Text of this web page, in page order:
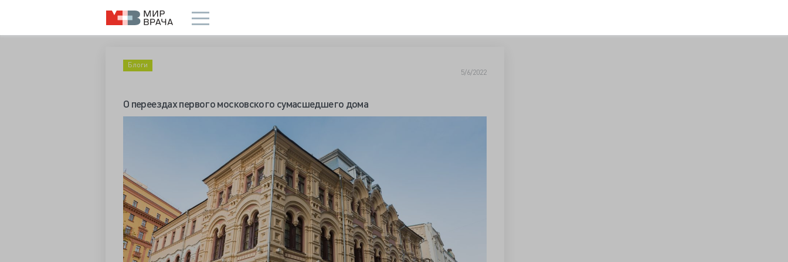
Блоги
5/6/2022
О переездах первого московского сумасшедшего дома